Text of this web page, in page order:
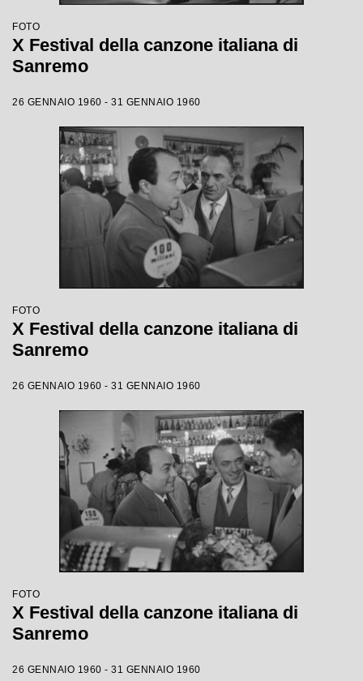
FOTO
X Festival della canzone italiana di
Sanremo
26 GENNAIO 1960 - 31 GENNAIO 1960
FOTO
X Festival della canzone italiana di
Sanremo
26 GENNAIO 1960 - 31 GENNAIO 1960
FOTO
X Festival della canzone italiana di
Sanremo
26 GENNAIO 1960 - 31 GENNAIO 1960